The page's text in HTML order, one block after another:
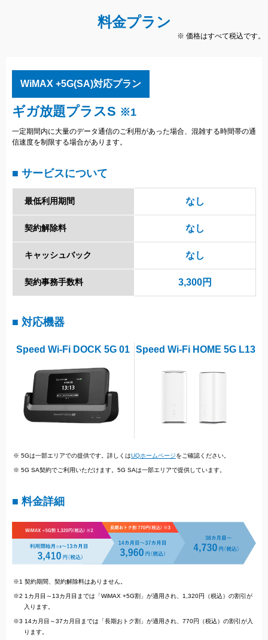
料金プラン
※ 価格はすべて税込です。
WiMAX +5G(SA)対応プラン
ギガ放題プラスS ※1
一定期間内に大量のデータ通信のご利用があった場合、混雑する時間帯の通
信速度を制限する場合があります。
■ サービスについて
最低利用期間 なし
契約解除料 なし
キャッシュバック なし
契約事務手数料 3,300円
■ 対応機器
Speed Wi-Fi DOCK 5G 01 Speed Wi-Fi HOME 5G L13
※ 5Gは一部エリアでの提供です。詳しくはUQホームページをご確認ください。
※ 5G SA契約でご利用いただけます。5G SAは一部エリアで提供しています。
■ 料金詳細
※1 契約期間、契約解除料はありません。
※2 1カ月目～13カ月目までは「WiMAX +5G割」が適用され、1,320円（税込）の割引が
入ります。
※3 14カ月目～37カ月目までは「長期おトク割」が適用され、770円（税込）の割引が入
ります。